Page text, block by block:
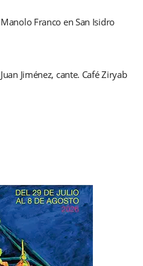
Franco en San Isidro
Jiménez, cante. Café Ziryab